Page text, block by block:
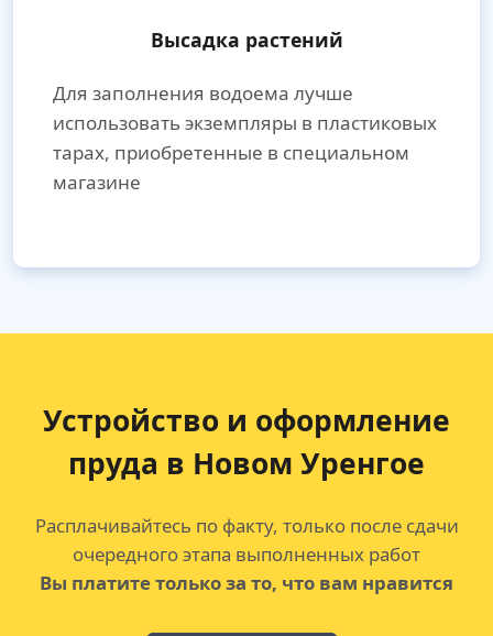
Высадка растений
Для заполнения водоема лучше
использовать экземпляры в пластиковых
тарах, приобретенные в специальном
магазине
Устройство и оформление
пруда в Новом Уренгое
Расплачивайтесь по факту, только после сдачи
очередного этапа выполненных работ
Вы платите только за то, что вам нравится